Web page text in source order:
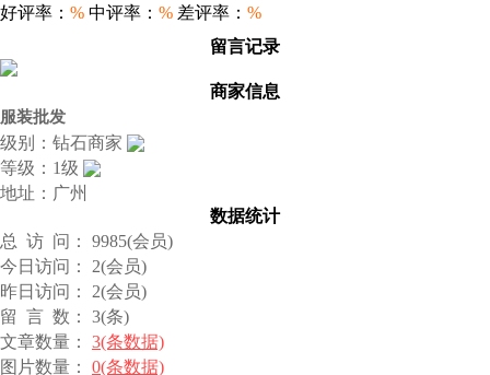
好评率： % 中评率： % 差评率： %
留言记录
商家信息
服装批发
级别：钻石商家
等级：1级
地址：广州
数据统计
总 访 问： 9985(会员)
今日访问： 2(会员)
昨日访问： 2(会员)
留 言 数： 3(条)
文章数量： 3(条数据)
图片数量： 0(条数据)